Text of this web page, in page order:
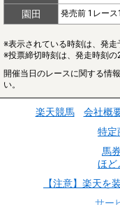
園田 発売前 1レー
※表示されている時刻は、発走
※投票締切時刻は、発走時刻の
開催当日のレースに関する情
い。
楽天競馬 会社概
特定
馬
ほど
【注意】楽天を
サー